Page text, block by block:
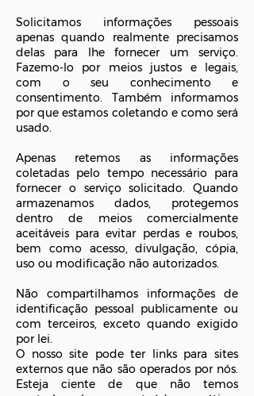
Solicitamos informações pessoais
apenas quando realmente precisamos
delas para lhe fornecer um serviço.
Fazemo-lo por meios justos e legais,
com o seu conhecimento e
consentimento. Também informamos
por que estamos coletando e como será
usado.
Apenas retemos as informações
coletadas pelo tempo necessário para
fornecer o serviço solicitado. Quando
armazenamos dados, protegemos
dentro de meios comercialmente
aceitáveis ​​para evitar perdas e roubos,
bem como acesso, divulgação, cópia,
uso ou modificação não autorizados.
Não compartilhamos informações de
identificação pessoal publicamente ou
com terceiros, exceto quando exigido
por lei.
O nosso site pode ter links para sites
externos que não são operados por nós.
Esteja ciente de que não temos